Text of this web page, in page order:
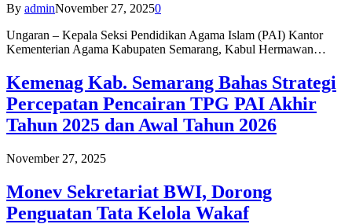
By adminNovember 27, 20250
Ungaran – Kepala Seksi Pendidikan Agama Islam (PAI) Kantor
Kementerian Agama Kabupaten Semarang, Kabul Hermawan…
Kemenag Kab. Semarang Bahas Strategi
Percepatan Pencairan TPG PAI Akhir
Tahun 2025 dan Awal Tahun 2026
November 27, 2025
Monev Sekretariat BWI, Dorong
Penguatan Tata Kelola Wakaf